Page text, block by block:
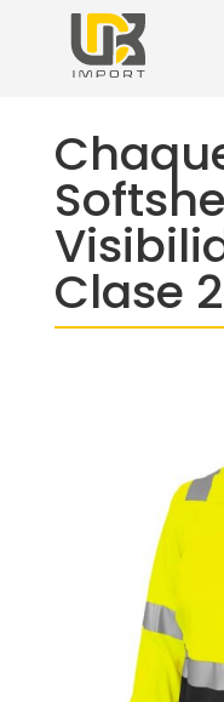
Clase 2